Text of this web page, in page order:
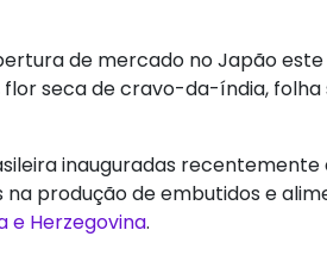
de mercado no Japão
seca de cravo-da-índia,
inauguradas
produção de embutidos e
e Herzegovina.